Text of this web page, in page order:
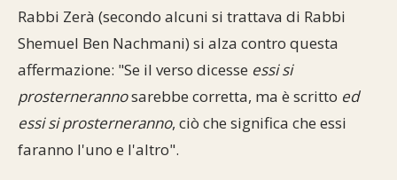
Personaggi celebri
Sbirciamo Eretz Israel
Tanach
La Legge Orale
Parliamone
it.cultura.ebraica
Netiquette
Collegamenti utili
Rabbi Zerà (secondo alcuni si trattava di Rabbi
Shemuel Ben Nachmani) si alza contro questa
affermazione: "Se il verso dicesse essi si
prosternerannosarebbe corretta, ma è scritto ed
essi si prosterneranno, ciò che significa che essi
faranno l'uno e l'altro".